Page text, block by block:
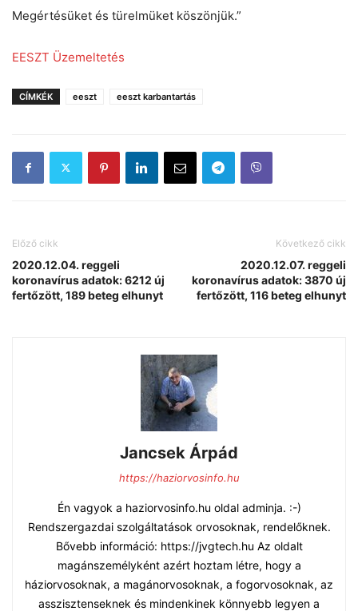
Megértésüket és türelmüket köszönjük.”
EESZT Üzemeltetés
CÍMKÉK eeszt eeszt karbantartás
Előző cikk
2020.12.04. reggeli
koronavírus adatok: 6212 új
fertőzött, 189 beteg elhunyt
Következő cikk
2020.12.07. reggeli
koronavírus adatok: 3870 új
fertőzött, 116 beteg elhunyt
Jancsek Árpád
https://haziorvosinfo.hu
Én vagyok a haziorvosinfo.hu oldal adminja. :-)
Rendszergazdai szolgáltatások orvosoknak, rendelőknek.
Bővebb információ: https://jvgtech.hu Az oldalt
magánszemélyként azért hoztam létre, hogy a
háziorvosoknak, a magánorvosoknak, a fogorvosoknak, az
asszisztenseknek és mindenkinek könnyebb legyen a